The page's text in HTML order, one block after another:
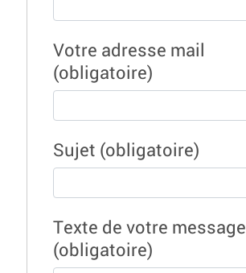
Votre adresse mail
(obligatoire)
Sujet (obligatoire)
Texte de votre message
(obligatoire)